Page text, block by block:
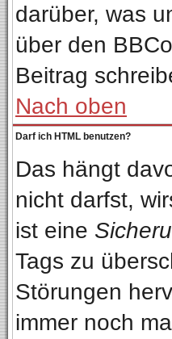
darüber, was
über den
Beitrag
Nach oben
Darf ich HTML benutzen?
Das hängt
nicht darfst,
ist eine
Tags zu
Störungen
immer noch